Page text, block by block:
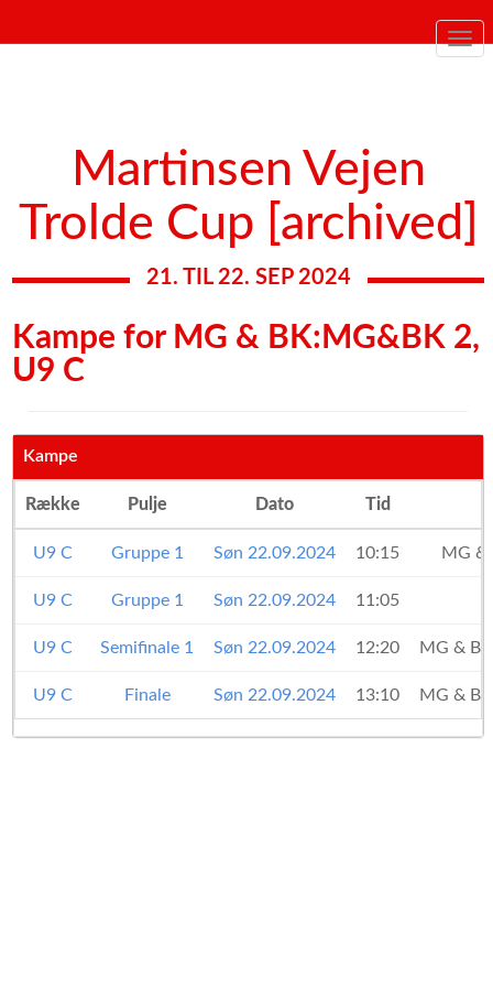
Martinsen Vejen
Trolde Cup [archived]
21. TIL 22. SEP 2024
Kampe for MG & BK:MG&BK 2,
U9 C
Kampe
Række Pulje Dato Tid
U9 C Gruppe 1 Søn 22.09.2024 10:15 MG &
U9 C Gruppe 1 Søn 22.09.2024 11:05
U9 C Semifinale 1 Søn 22.09.2024 12:20 MG &
U9 C Finale Søn 22.09.2024 13:10 MG &